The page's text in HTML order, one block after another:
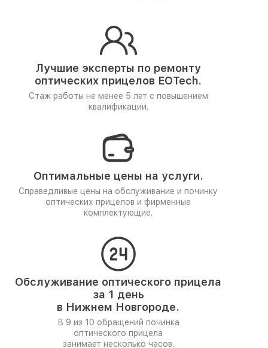
Лучшие эксперты по ремонту
оптических прицелов EOTech.
Стаж работы не менее 5 лет с повышением
квалификации.
Оптимальные цены на услуги.
Справедливые цены на обслуживание и починку
оптических прицелов и фирменные
комплектующие.
Обслуживание оптического прицела
за 1 день
в Нижнем Новгороде.
В 9 из 10 обращений починка
оптического прицела
занимает несколько часов.